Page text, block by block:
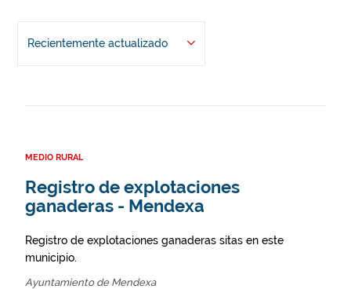
Recientemente actualizado
MEDIO RURAL
Registro de explotaciones
ganaderas - Mendexa
Registro de explotaciones ganaderas sitas en este
municipio.
Ayuntamiento de Mendexa